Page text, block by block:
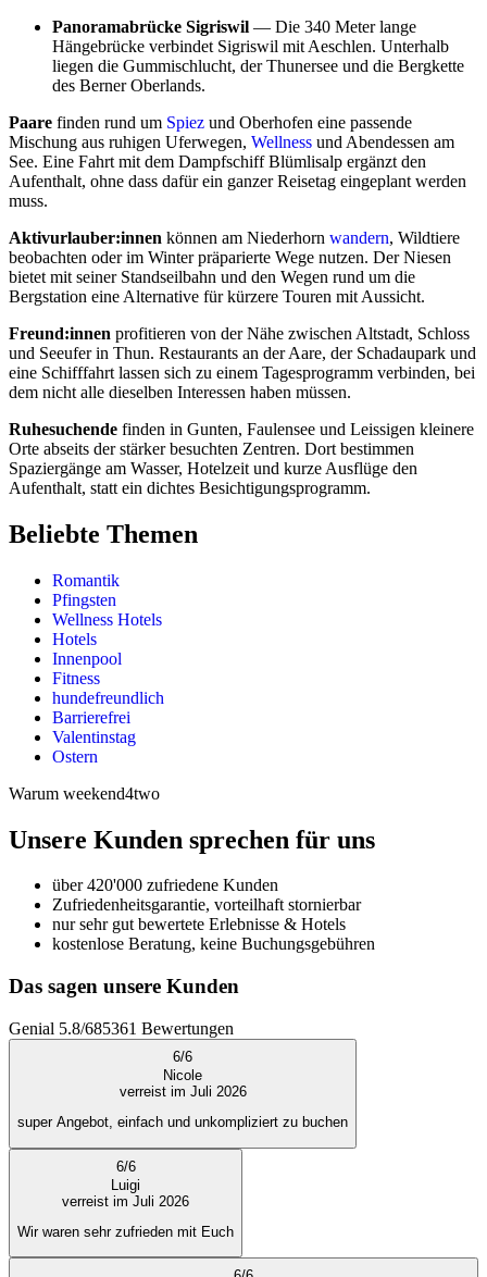
Panoramabrücke Sigriswil — Die 340 Meter lange
Hängebrücke verbindet Sigriswil mit Aeschlen. Unterhalb
liegen die Gummischlucht, der Thunersee und die Bergkette
des Berner Oberlands.
Paare finden rund um Spiez und Oberhofen eine passende
Mischung aus ruhigen Uferwegen, Wellness und Abendessen am
See. Eine Fahrt mit dem Dampfschiff Blümlisalp ergänzt den
Aufenthalt, ohne dass dafür ein ganzer Reisetag eingeplant werden
muss.
Aktivurlauber:innen können am Niederhorn wandern, Wildtiere
beobachten oder im Winter präparierte Wege nutzen. Der Niesen
bietet mit seiner Standseilbahn und den Wegen rund um die
Bergstation eine Alternative für kürzere Touren mit Aussicht.
Freund:innen profitieren von der Nähe zwischen Altstadt, Schloss
und Seeufer in Thun. Restaurants an der Aare, der Schadaupark und
eine Schifffahrt lassen sich zu einem Tagesprogramm verbinden, bei
dem nicht alle dieselben Interessen haben müssen.
Ruhesuchende finden in Gunten, Faulensee und Leissigen kleinere
Orte abseits der stärker besuchten Zentren. Dort bestimmen
Spaziergänge am Wasser, Hotelzeit und kurze Ausflüge den
Aufenthalt, statt ein dichtes Besichtigungsprogramm.
Beliebte Themen
Romantik
Pfingsten
Wellness Hotels
Hotels
Innenpool
Fitness
hundefreundlich
Barrierefrei
Valentinstag
Ostern
Warum weekend4two
Unsere Kunden sprechen für uns
über 420'000 zufriedene Kunden
Zufriedenheitsgarantie, vorteilhaft stornierbar
nur sehr gut bewertete Erlebnisse & Hotels
kostenlose Beratung, keine Buchungsgebühren
Das sagen unsere Kunden
Genial 5.8/685361 Bewertungen
6/6
Nicole
verreist im Juli 2026
super Angebot, einfach und unkompliziert zu buchen
6/6
Luigi
verreist im Juli 2026
Wir waren sehr zufrieden mit Euch